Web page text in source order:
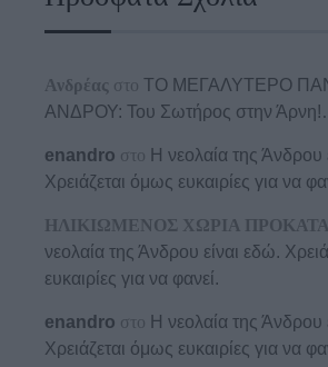
Ανδρέας στο ΤΟ ΜΕΓΑΛΥΤΕΡΟ
ΑΝΔΡΟΥ: Του Σωτήρος στην
enandro στο Η νεολαία της Άνδρου
Χρειάζεται όμως ευκαιρίες για να
ΗΛΙΚΙΩΜΕΝΟΣ ΧΩΡΙΑ
νεολαία της Άνδρου είναι εδώ.
ευκαιρίες για να φανεί.
enandro στο Η νεολαία της Άνδρου
Χρειάζεται όμως ευκαιρίες για να